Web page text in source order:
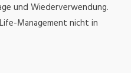
und Wiederverwendung.
Management nicht in